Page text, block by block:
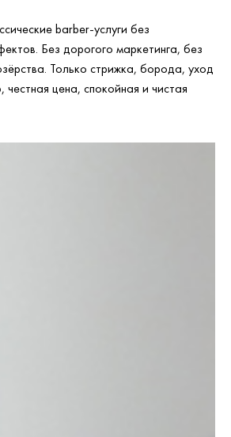
barber-услуги без
Без дорогого маркетинга, без
Только стрижка, борода, уход
цена, спокойная и чистая